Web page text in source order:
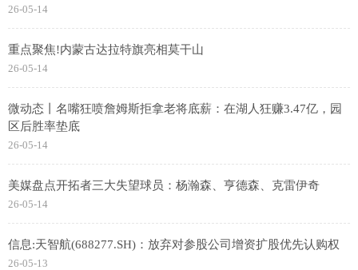
26-05-14
重点聚焦!内蒙古达拉特旗亮相莫干山
26-05-14
微动态丨名嘴狂喷詹姆斯拒拿老将底薪：在湖人狂赚3.47亿，园
区后胜率垫底
26-05-14
美媒盘点开拓者三大失望球员：杨瀚森、亨德森、克雷伊奇
26-05-14
信息:天智航(688277.SH)：放弃对参股公司增资扩股优先认购权
26-05-13